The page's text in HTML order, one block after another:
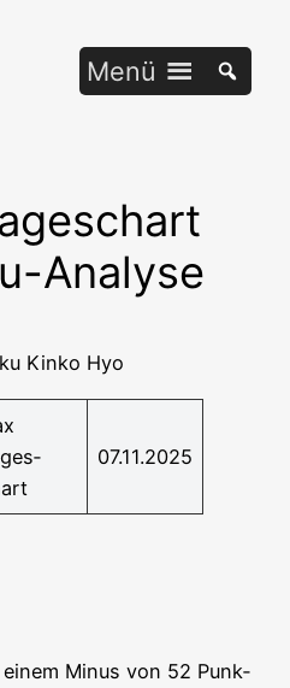
Menü
Analyse
07.11.2025
Minus von 52 Punk­